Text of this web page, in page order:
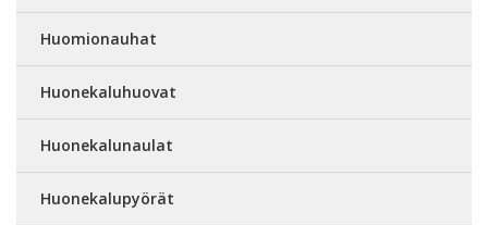
Huomionauhat
Huonekaluhuovat
Huonekalunaulat
Huonekalupyörät